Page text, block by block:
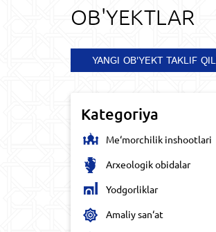
OB'YEKTLAR​
YANGI OB'YEKT TAKLIF
Kategoriya
Me‘morchilik inshootlari
Arxeologik obidalar
Yodgorliklar
Amaliy san‘at